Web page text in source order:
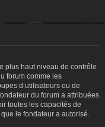
plus haut niveau de contrôle
forum comme les
d’utilisateurs ou de
du forum a attribuées
toutes les capacités de
le fondateur a autorisé.